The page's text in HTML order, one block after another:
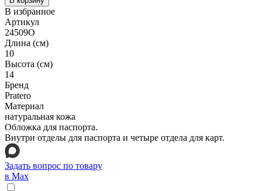
В избранное
Артикул
24509O
Длина (см)
10
Высота (см)
14
Бренд
Pratero
Материал
натуральная кожа
Обложка для паспорта.
Внутри отделы для паспорта и четыре отдела для карт.
Задать вопрос по товару
в Max